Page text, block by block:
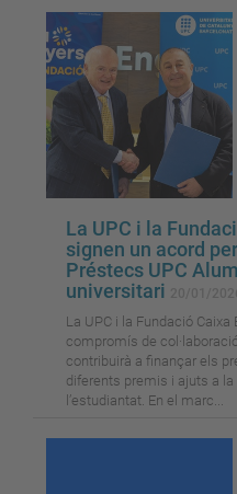
La UPC i la
signen un acord
Préstecs UPC
universitari
La UPC i la Fundació
compromís de
contribuirà a finançar els
diferents premis i ajuts a
l’estudiantat. En el marc...